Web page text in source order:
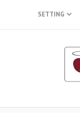
SETTING